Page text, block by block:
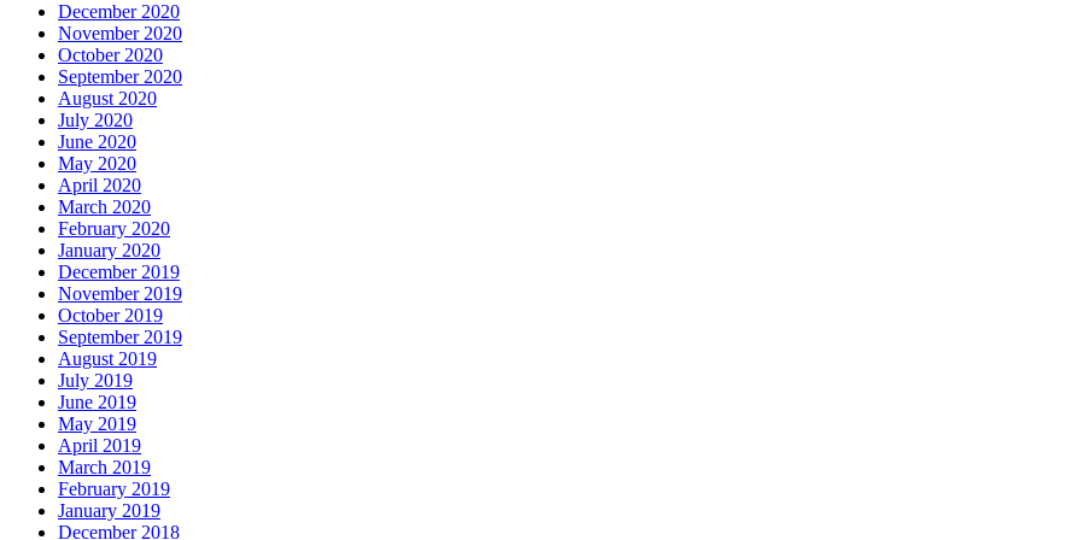
December 2020
November 2020
October 2020
September 2020
August 2020
July 2020
June 2020
May 2020
April 2020
March 2020
February 2020
January 2020
December 2019
November 2019
October 2019
September 2019
August 2019
July 2019
June 2019
May 2019
April 2019
March 2019
February 2019
January 2019
December 2018